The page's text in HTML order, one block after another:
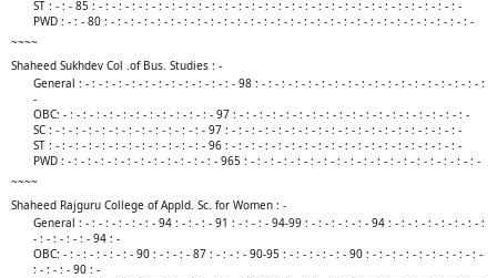
ST : - : - 85 : - : - : - : - : - : - : - : - : - : - : - : - : - : - : - : - : - : - : - : - : - : - : - : - : - : - : - : -
PWD : - : - 80 : - : - : - : - : - : - : - : - : - : - : - : - : - : - : - : - : - : - : - : - : - : - : - : - : - : - : - : -​
~~~~
Shaheed Sukhdev Col .of Bus. Studies : -
General : - : - : - : - : - : - : - : - : - : - : - : - 98 : - : - : - : - : - : - : - : - : - : - : - : - : - : - : - : - : - :
-
OBC: - : - : - : - : - : - : - : - : - : - : - : - 97 : - : - : - : - : - : - : - : - : - : - : - : - : - : - : - : - : - : -
SC : - : - : - : - : - : - : - : - : - : - : - : - 97 : - : - : - : - : - : - : - : - : - : - : - : - : - : - : - : - : - : -
ST : - : - : - : - : - : - : - : - : - : - : - : - 96 : - : - : - : - : - : - : - : - : - : - : - : - : - : - : - : - : - : -
PWD : - : - : - : - : - : - : - : - : - : - : - : - 965 : - : - : - : - : - : - : - : - : - : - : - : - : - : - : - : - : - : -​
~~~~
Shaheed Rajguru College of Appld. Sc. for Women : -
General : - : - : - : - : - : - 94 : - : - : - 91 : - : - : - 94-99 : - : - : - : - : - 94 : - : - : - : - : - : - : - :
- : - : - : - : - 94 : -
OBC: - : - : - : - : - : - 90 : - : - : - 87 : - : - : - 90-95 : - : - : - : - : - 90 : - : - : - : - : - : - : - : - : -
: - : - : - 90 : -